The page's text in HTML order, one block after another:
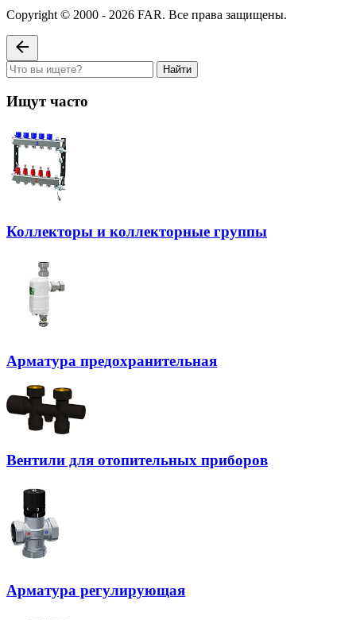
Copyright © 2000 - 2026 FAR. Все права защищены.
Найти
Ищут часто
Коллекторы и коллекторные группы
Арматура предохранительная
Вентили для отопительных приборов
Арматура регулирующая